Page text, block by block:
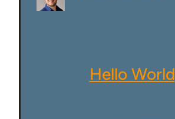
Hello World